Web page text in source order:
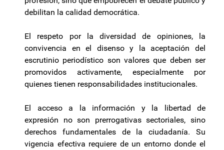
debilitan la calidad democrática.
El respeto por la diversidad de opiniones, la
convivencia en el disenso y la aceptación del
escrutinio periodístico son valores que deben ser
promovidos activamente, especialmente por
quienes tienen responsabilidades institucionales.
El acceso a la información y la libertad de
expresión no son prerrogativas sectoriales, sino
derechos fundamentales de la ciudadanía. Su
vigencia efectiva requiere de un entorno donde el